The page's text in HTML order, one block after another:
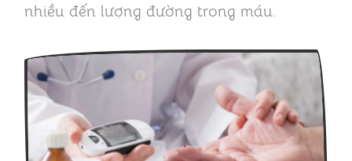
nhiều đến lượng đường trong máu.